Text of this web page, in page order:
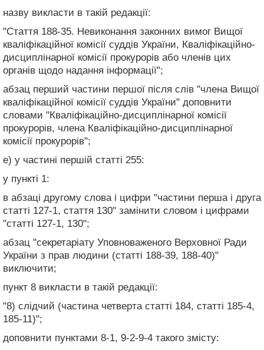
назву викласти в такій редакції:
"Стаття 188-35. Невиконання законних вимог Вищої
кваліфікаційної комісії суддів України, Кваліфікаційно-
дисциплінарної комісії прокурорів або членів цих
органів щодо надання інформації";
абзац перший частини першої після слів "члена Вищої
кваліфікаційної комісії суддів України" доповнити
словами "Кваліфікаційно-дисциплінарної комісії
прокурорів, члена Кваліфікаційно-дисциплінарної
комісії прокурорів";
е) у частині першій статті 255:
у пункті 1:
в абзаці другому слова і цифри "частини перша і друга
статті 127-1, стаття 130" замінити словом і цифрами
"статті 127-1, 130";
абзац "секретаріату Уповноваженого Верховної Ради
України з прав людини (статті 188-39, 188-40)"
виключити;
пункт 8 викласти в такій редакції:
"8) слідчий (частина четверта статті 184, статті 185-4,
185-11)";
доповнити пунктами 8-1, 9-2-9-4 такого змісту: